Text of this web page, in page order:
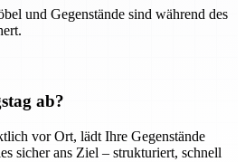
und Gegenstände sind während des
ab?
vor Ort, lädt Ihre Gegenstände
sicher ans Ziel – strukturiert, schnell